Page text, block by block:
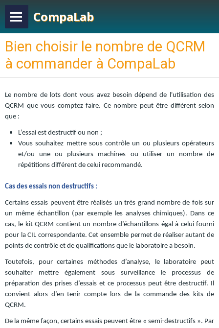
CompaLab
Bien choisir le nombre de QCRM
à commander à CompaLab
Le nombre de lots dont vous avez besoin dépend de l'utilisation des
QCRM que vous comptez faire. Ce nombre peut être différent selon
que :
L’essai est destructif ou non ;
Vous souhaitez mettre sous contrôle un ou plusieurs opérateurs
et/ou une ou plusieurs machines ou utiliser un nombre de
répétitions différent de celui recommandé.
Cas des essais non destructifs :
Certains essais peuvent être réalisés un très grand nombre de fois sur
un même échantillon (par exemple les analyses chimiques). Dans ce
cas, le kit QCRM contient un nombre d’échantillons égal à celui fourni
pour la CIL correspondante. Cet ensemble permet de réaliser autant de
points de contrôle et de qualifications que le laboratoire a besoin.
Toutefois, pour certaines méthodes d’analyse, le laboratoire peut
souhaiter mettre également sous surveillance le processus de
préparation des prises d’essais et ce processus peut être destructif. Il
convient alors d’en tenir compte lors de la commande des kits de
QCRM.
De la même façon, certains essais peuvent être « semi-destructifs ». Par